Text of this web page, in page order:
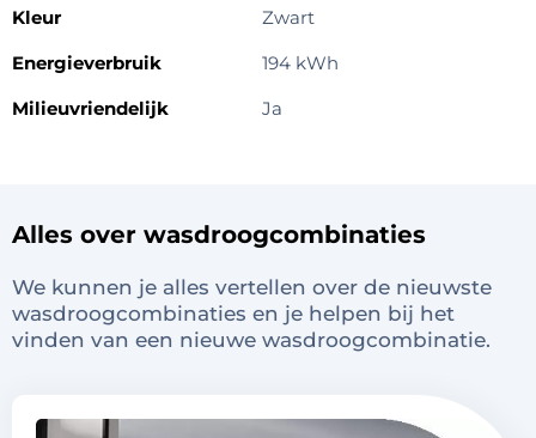
Kleur
Zwart
Energieverbruik
194 kWh
Milieuvriendelijk
Ja
Alles over wasdroogcombinaties
We kunnen je alles vertellen over de nieuwste
wasdroogcombinaties en je helpen bij het
vinden van een nieuwe wasdroogcombinatie.